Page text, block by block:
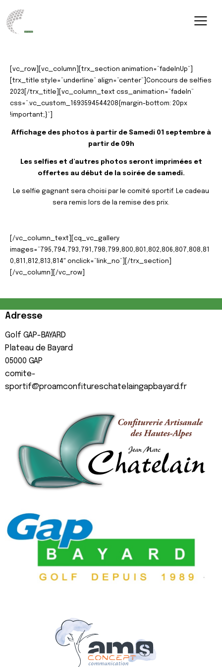
[vc_row][vc_column][trx_section animation=”fadeInUp”]
[trx_title style=”underline” align=”center”]Concours de selfies
2023[/trx_title][vc_column_text css_animation=”fadeIn”
css=”.vc_custom_1693594544208{margin-bottom: 20px
!important;}”]
Affichage des photos à partir de Samedi 01 septembre à
partir de 09h
Les selfies et d’autres photos seront imprimées et
offertes au début de la soirée de samedi.
Le selfie gagnant sera choisi par le comité sportif. Le cadeau
sera remis lors de la remise des prix.
[/vc_column_text][cq_vc_gallery
images=”795,794,793,791,798,799,800,801,802,806,807,808,81
0,811,812,813,814″ onclick=”link_no”][/trx_section]
[/vc_column][/vc_row]
Adresse
Golf GAP-BAYARD
Plateau de Bayard
05000 GAP
comite-
sportif@proamconfitureschatelaingapbayard.fr